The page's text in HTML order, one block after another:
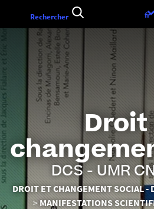
Droit
DCS - UMR
Vous
DROIT ET CHANGEMENT SOCIAL -
MANIFESTATIONS
Rechercher fr